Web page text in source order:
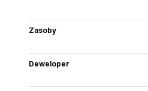
Zasoby
Deweloper